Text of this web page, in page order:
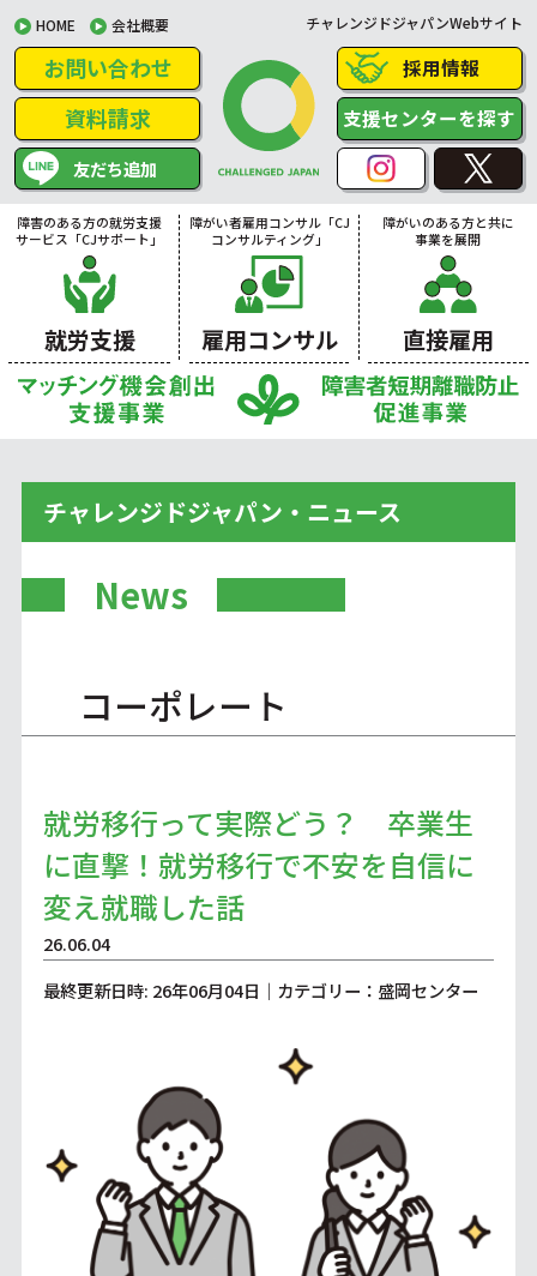
HOME 会社概要 チャレンジドジャパンWebサイト
お問い合わせ
資料請求
友だち追加
採用情報
支援センターを探す
障害のある方の就労支援
サービス「CJサポート」
就労支援
障がい者雇用コンサル「CJ
コンサルティング」
雇用コンサル
障がいのある方と共に
事業を展開
直接雇用
チャレンジドジャパン・ニュース
News
コーポレート
就労移行って実際どう？ 卒業生
に直撃！就労移行で不安を自信に
変え就職した話
26.06.04
最終更新日時: 26年06月04日｜カテゴリー：盛岡センター